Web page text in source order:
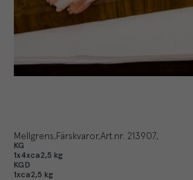
Mellgrens Färskvaror Art.nr. 213907
KG
1x4xca2,5 kg
KGD
1xca2,5 kg